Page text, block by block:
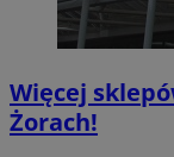
Więcej
Żorach!